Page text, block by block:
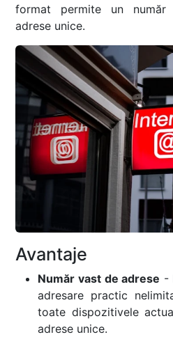
format permite un număr
adrese unice.
Avantaje
Număr vast de adrese -
adresare practic
toate dispozitivele
adrese unice.